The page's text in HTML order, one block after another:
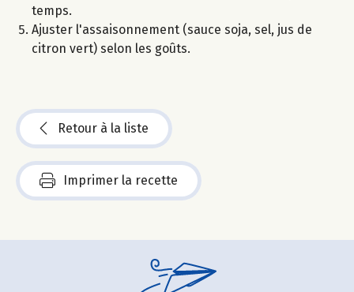
temps.
Ajuster l'assaisonnement (sauce soja, sel, jus de
citron vert) selon les goûts.
Retour à la liste
Imprimer la recette